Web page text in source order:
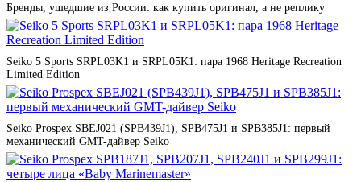
Бренды, ушедшие из России: как купить оригинал, а не реплику
Seiko 5 Sports SRPL03K1 и SRPL05K1: пара 1968 Heritage Recreation
Limited Edition
Seiko Prospex SBEJ021 (SPB439J1), SPB475J1 и SPB385J1: первый
механический GMT-дайвер Seiko